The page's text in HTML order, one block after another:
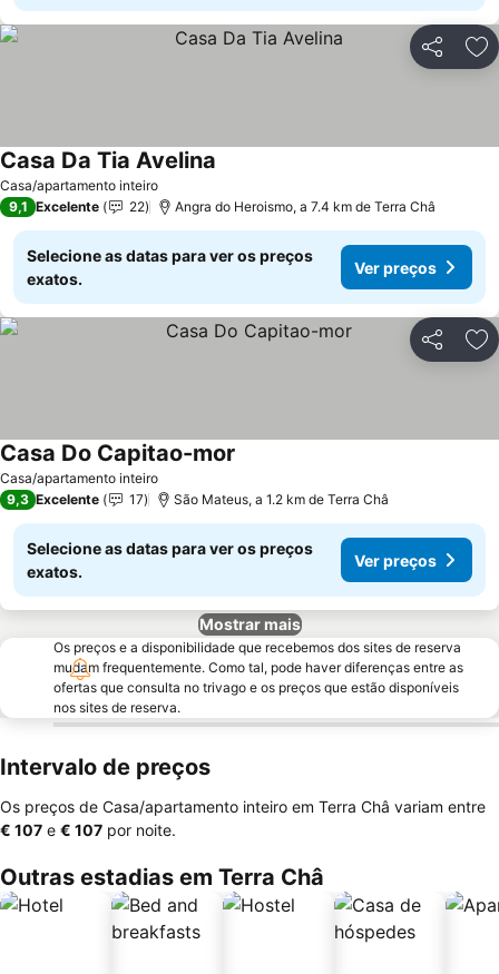
Partilhar
Casa/apartamento inteiro
Casa Da Tia Avelina
9,1 Excelente 22 Angra do Heroismo, a 7.4 km de Terra Châ
Selecione as datas para ver os preços
exatos.
Ver preços
Partilhar
Casa/apartamento inteiro
Casa Do Capitao-mor
9,3 Excelente 17 São Mateus, a 1.2 km de Terra Châ
Selecione as datas para ver os preços
exatos.
Ver preços
Mostrar mais
Os preços e a disponibilidade que recebemos dos sites de reserva
mudam frequentemente. Como tal, pode haver diferenças entre as
ofertas que consulta no trivago e os preços que estão disponíveis
nos sites de reserva.
Intervalo de preços
Os preços de Casa/apartamento inteiro em Terra Châ variam entre
‎€ 107 e ‎€ 107 por noite.
Outras estadias em Terra Châ